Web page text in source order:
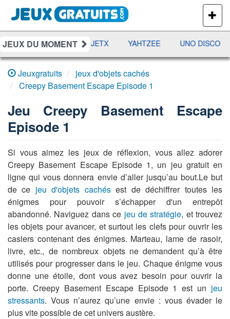
PLUS
DE
JEUX
JEUX DU MOMENT
DAMES RAMI JETX YAHTZEE UNO DISCO
Jeuxgratuits
jeux d'objets cachés
Creepy Basement Escape Episode 1
Jeu Creepy Basement Escape
Episode 1
Si vous aimez les jeux de réflexion, vous allez adorer
Creepy Basement Escape Episode 1, un jeu gratuit en
ligne qui vous donnera envie d’aller jusqu’au bout.Le but
de ce jeu d'objets cachésest de déchiffrer toutes les
énigmes pour pouvoir s’échapper d'un entrepôt
abandonné. Naviguez dans ce jeu de stratégie, et trouvez
les objets pour avancer, et surtout les clefs pour ouvrir les
casiers contenant des énigmes. Marteau, lame de rasoir,
livre, etc., de nombreux objets ne demandent qu’à être
utilisés pour progresser dans le jeu. Chaque énigme vous
donne une étoile, dont vous avez besoin pour ouvrir la
porte. Creepy Basement Escape Episode 1 est un jeu
stressants. Vous n’aurez qu’une envie : vous évader le
plus vite possible de cet univers austère.